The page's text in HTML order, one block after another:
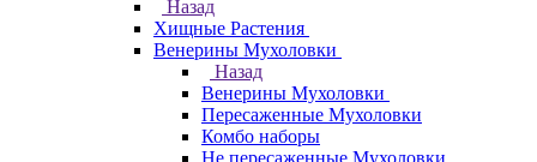
Назад
Хищные Растения
Венерины Мухоловки
Назад
Венерины Мухоловки
Пересаженные Мухоловки
Комбо наборы
Не пересаженные Мухоловки